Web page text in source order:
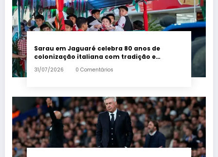
Sarau em Jaguaré celebra 80 anos de
colonização italiana com tradição e
trambolhão da polenta – Em Dia ES
31/07/2026 0 Comentários